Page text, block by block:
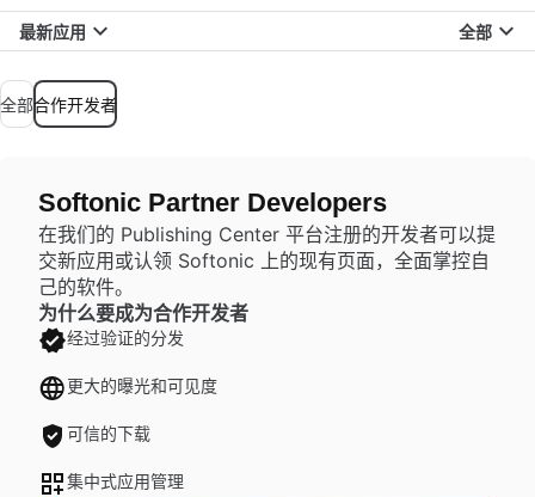
最新应用 全部
全部合作开发者
Softonic Partner Developers
在我们的 Publishing Center 平台注册的开发者可以提
交新应用或认领 Softonic 上的现有页面，全面掌控自
己的软件。
为什么要成为合作开发者
经过验证的分发
更大的曝光和可见度
可信的下载
集中式应用管理